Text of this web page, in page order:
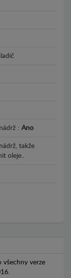
: Ano
takže
oleje..
všechny verze